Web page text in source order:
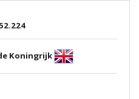
Koningrijk